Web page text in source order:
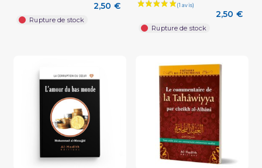
2,50 €
Rupture de stock
2,50 €
Rupture de stock